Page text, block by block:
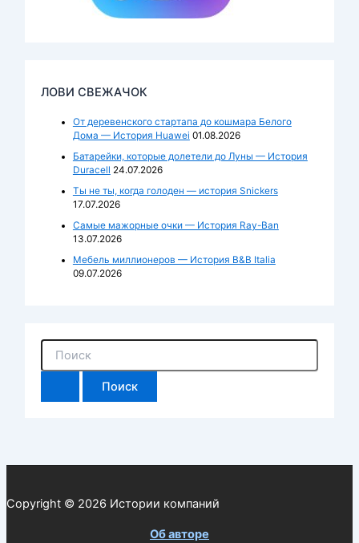
ЛОВИ СВЕЖАЧОК
От деревенского стартапа до кошмара Белого
Дома — История Huawei 01.08.2026
Батарейки, которые долетели до Луны — История
Duracell 24.07.2026
Ты не ты, когда голоден — история Snickers
17.07.2026
Самые мажорные очки — История Ray-Ban
13.07.2026
Мебель миллионеров — История B&B Italia
09.07.2026
П
Copyright © 2026 Истории компаний
Об авторе